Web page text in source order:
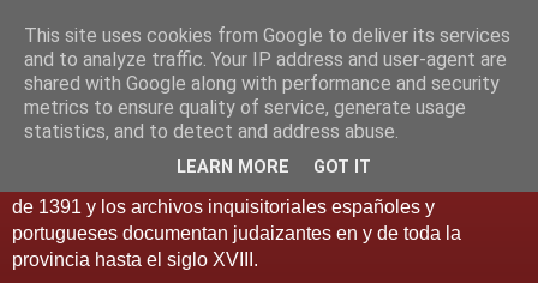
Museo Judío de Zamora
La presencia judía en la ciudad data del siglo XI. Hasta
de 1391 y los archivos inquisitoriales españoles y
portugueses documentan judaizantes en y de toda la
provincia hasta el siglo XVIII.
This site uses cookies from Google to deliver its services
and to analyze traffic. Your IP address and user-agent are
shared with Google along with performance and security
metrics to ensure quality of service, generate usage
statistics, and to detect and address abuse.
LEARN MORE GOT IT